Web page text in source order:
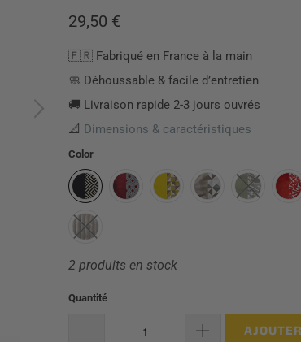
29,50 €
🇫🇷 Fabriqué en France à la main
🧼 Déhoussable & facile d’entretien
🚚 Livraison rapide 2-3 jours ouvrés
📐 Dimensions & caractéristiques
Color
2 produits en stock
Quantité